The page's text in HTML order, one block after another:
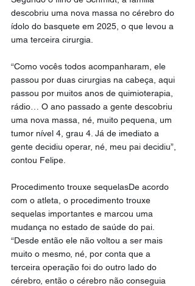
descobriu uma nova massa no cérebro do
ídolo do basquete em 2025, o que levou a
uma terceira cirurgia.
“Como vocês todos acompanharam, ele
passou por duas cirurgias na cabeça, aqui
passou por muitos anos de quimioterapia,
rádio… O ano passado a gente descobriu
uma nova massa, né, muito pequena, um
tumor nível 4, grau 4. Já de imediato a
gente decidiu operar, né, meu pai decidiu”,
contou Felipe.
Procedimento trouxe sequelasDe acordo
com o atleta, o procedimento trouxe
sequelas importantes e marcou uma
mudança no estado de saúde do pai.
“Desde então ele não voltou a ser mais
muito o mesmo, né, por conta que a
terceira operação foi do outro lado do
cérebro, então o cérebro não conseguia